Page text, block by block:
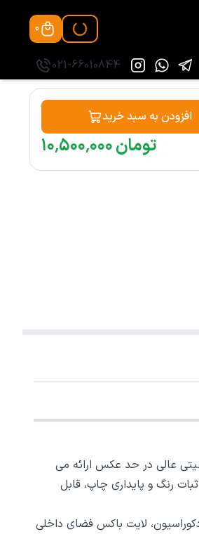
0
021-66010844
افزودن به سبد خرید
۱۰٬۵۰۰٬۰۰۰تومان
عالی در حد عکس ارائه می
رنگ و پایداری چاپ، قابل
لایت باکس فضای داخلی